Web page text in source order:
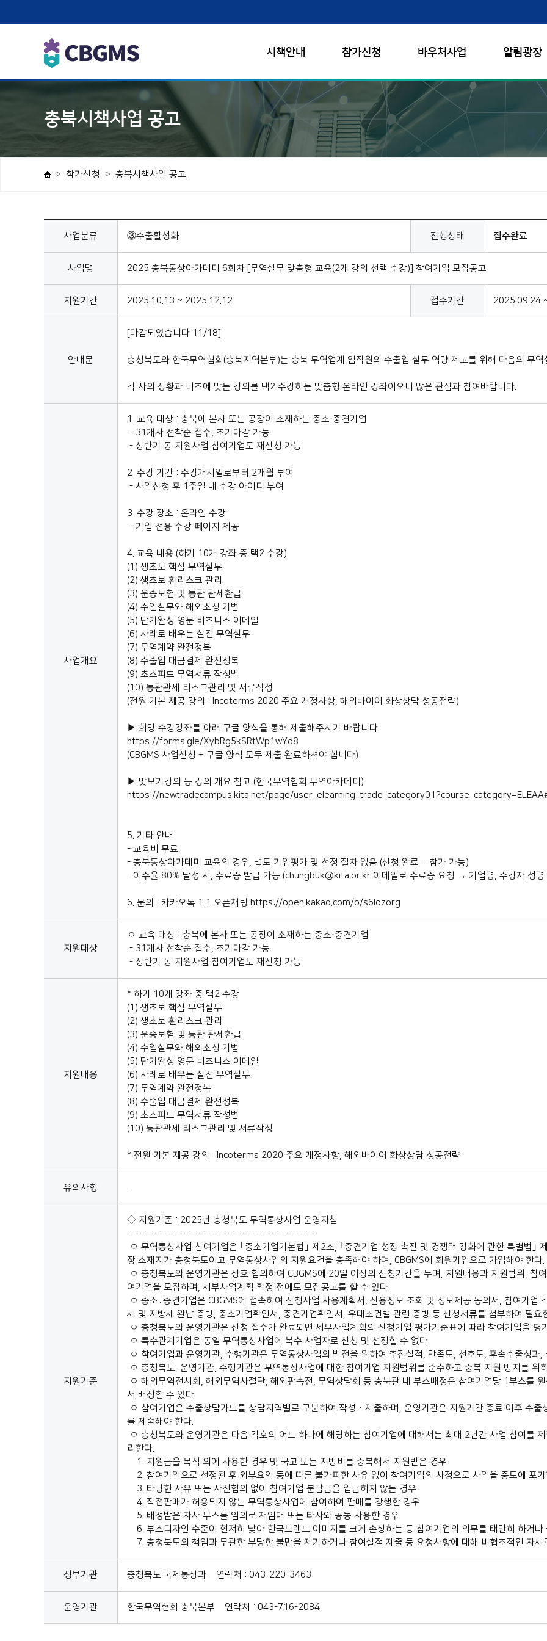
시책안내 참가신청 바우처사업 알림광장
충북시책사업 공고
참가신청 충북시책사업 공고
사업분류 ③수출활성화 진행상태 접수완료
사업명 2025 충북통상아카데미 6회차 [무역실무 맞춤형 교육(2개 강의 선택 수강)] 참여기업 모집공고
지원기간 2025.10.13 ~ 2025.12.12 접수기간 2025.09.24
안내문
[마감되었습니다 11/18]
충청북도와 한국무역협회(충북지역본부)는 충북 무역업계 임직원의 수출입 실무 역량 제고를 위해 다음의 무
각 사의 상황과 니즈에 맞는 강의를 택2 수강하는 맞춤형 온라인 강좌이오니 많은 관심과 참여바랍니다.
사업개요
1. 교육 대상 : 충북에 본사 또는 공장이 소재하는 중소·중견기업
- 31개사 선착순 접수, 조기마감 가능
- 상반기 동 지원사업 참여기업도 재신청 가능
2. 수강 기간 : 수강개시일로부터 2개월 부여
- 사업신청 후 1주일 내 수강 아이디 부여
3. 수강 장소 : 온라인 수강
- 기업 전용 수강 페이지 제공
4. 교육 내용 (하기 10개 강좌 중 택2 수강)
(1) 생초보 핵심 무역실무
(2) 생초보 환리스크 관리
(3) 운송보험 및 통관 관세환급
(4) 수입실무와 해외소싱 기법
(5) 단기완성 영문 비즈니스 이메일
(6) 사례로 배우는 실전 무역실무
(7) 무역계약 완전정복
(8) 수출입 대금결제 완전정복
(9) 초스피드 무역서류 작성법
(10) 통관관세 리스크관리 및 서류작성
(전원 기본 제공 강의 : Incoterms 2020 주요 개정사항, 해외바이어 화상상담 성공전략)
▶ 희망 수강강좌를 아래 구글 양식을 통해 제출해주시기 바랍니다.
https://forms.gle/XybRg5kSRtWp1wYd8
(CBGMS 사업신청 + 구글 양식 모두 제출 완료하셔야 합니다)
▶ 맛보기강의 등 강의 개요 참고 (한국무역협회 무역아카데미)
https://newtradecampus.kita.net/page/
5. 기타 안내
- 교육비 무료
- 충북통상아카데미 교육의 경우, 별도 기업평가 및 선정 절차 없음 (신청 완료 = 참가 가능)
- 이수율 80% 달성 시, 수료증 발급 가능 (chungbuk@kita.or.kr 이메일로 수료증 요청 → 기업명, 수강자 성명
6. 문의 : 카카오톡 1:1 오픈채팅 https://open.kakao.com/o/s6lozorg
지원대상
ㅇ 교육 대상 : 충북에 본사 또는 공장이 소재하는 중소·중견기업
- 31개사 선착순 접수, 조기마감 가능
- 상반기 동 지원사업 참여기업도 재신청 가능
지원내용
* 하기 10개 강좌 중 택2 수강
(1) 생초보 핵심 무역실무
(2) 생초보 환리스크 관리
(3) 운송보험 및 통관 관세환급
(4) 수입실무와 해외소싱 기법
(5) 단기완성 영문 비즈니스 이메일
(6) 사례로 배우는 실전 무역실무
(7) 무역계약 완전정복
(8) 수출입 대금결제 완전정복
(9) 초스피드 무역서류 작성법
(10) 통관관세 리스크관리 및 서류작성
* 전원 기본 제공 강의 : Incoterms 2020 주요 개정사항, 해외바이어 화상상담 성공전략
유의사항 -
지원기준
◇ 지원기준 : 2025년 충청북도 무역통상사업 운영지침
----------------------------------------------------
ㅇ 무역통상사업 참여기업은 ｢중소기업기본법｣ 제2조, ｢중견기업 성장 촉진 및 경쟁력 강화에 관한 특별법｣
장 소재지가 충청북도이고 무역통상사업의 지원요건을 충족해야 하며, CBGMS에 회원기업으로 가입해야 한다.
ㅇ 충청북도와 운영기관은 상호 협의하여 CBGMS에 20일 이상의 신청기간을 두며, 지원내용과 지원범위, 참
여기업을 모집하며, 세부사업계획 확정 전에도 모집공고를 할 수 있다.
ㅇ 중소․중견기업은 CBGMS에 접속하여 신청사업 사용계획서, 신용정보 조회 및 정보제공 동의서, 참여기업
세 및 지방세 완납 증빙, 중소기업확인서, 중견기업확인서, 우대조건별 관련 증빙 등 신청서류를 첨부하여 필요
ㅇ 충청북도와 운영기관은 신청 접수가 완료되면 세부사업계획의 신청기업 평가기준표에 따라 참여기업을 평
ㅇ 특수관계기업은 동일 무역통상사업에 복수 사업자로 신청 및 선정할 수 없다.
ㅇ 참여기업과 운영기관, 수행기관은 무역통상사업의 발전을 위하여 추진실적, 만족도, 선호도, 후속수출성과
ㅇ 충청북도, 운영기관, 수행기관은 무역통상사업에 대한 참여기업 지원범위를 준수하고 중복 지원 방지를 위
ㅇ 해외무역전시회, 해외무역사절단, 해외판촉전, 무역상담회 등 충북관 내 부스배정은 참여기업당 1부스를
서 배정할 수 있다.
ㅇ 참여기업은 수출상담카드를 상담지역별로 구분하여 작성‧제출하며, 운영기관은 지원기간 종료 이후 수
를 제출해야 한다.
ㅇ 충청북도와 운영기관은 다음 각호의 어느 하나에 해당하는 참여기업에 대해서는 최대 2년간 사업 참여를
리한다.
1. 지원금을 목적 외에 사용한 경우 및 국고 또는 지방비를 중복해서 지원받은 경우
2. 참여기업으로 선정된 후 외부요인 등에 따른 불가피한 사유 없이 참여기업의 사정으로 사업을 중도에 포
3. 타당한 사유 또는 사전협의 없이 참여기업 분담금을 입금하지 않는 경우
4. 직접판매가 허용되지 않는 무역통상사업에 참여하여 판매를 강행한 경우
5. 배정받은 자사 부스를 임의로 재임대 또는 타사와 공동 사용한 경우
6. 부스디자인 수준이 현저히 낮아 한국브랜드 이미지를 크게 손상하는 등 참여기업의 의무를 태만히 하거나
7. 충청북도의 책임과 무관한 부당한 불만을 제기하거나 참여실적 제출 등 요청사항에 대해 비협조적인 자세
정부기관 충청북도 국제통상과 연락처 : 043-220-3463
운영기관 한국무역협회 충북본부 연락처 : 043-716-2084